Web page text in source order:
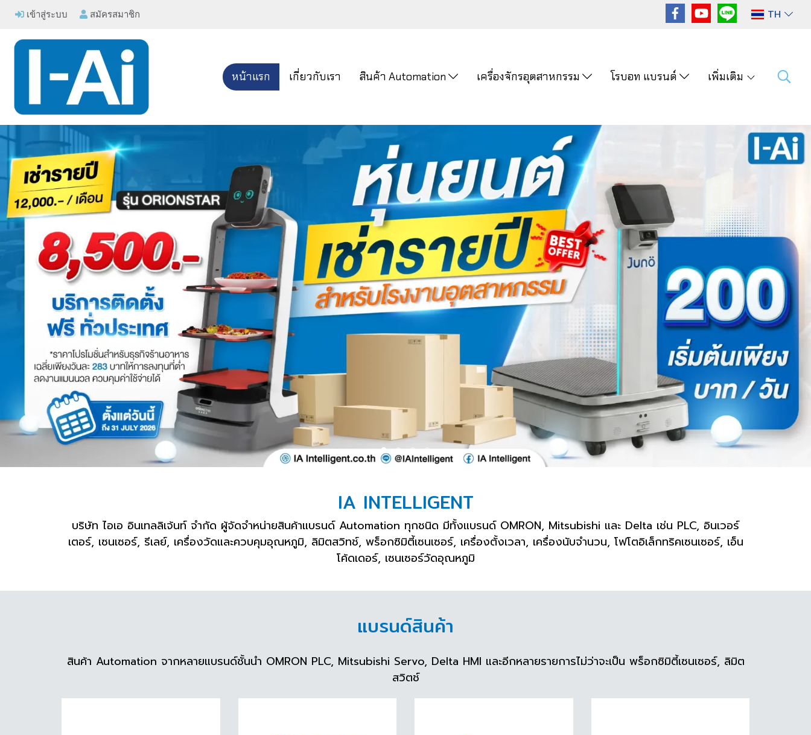
เข้าสู่ระบบ สมัครสมาชิก TH
หน้าแรก เกี่ยวกับเรา สินค้า Automation เครื่องจักรอุตสาหกรรม โรบอท แบรนด์ เพิ่มเติม
IA INTELLIGENT
บริษัท ไอเอ อินเทลลิเจ้นท์ จำกัด ผู้จัดจำหน่ายสินค้าแบรนด์ Automation ทุกชนิด มีทั้งแบรนด์ OMRON, Mitsubishi และ Delta เช่น PLC, อินเวอร์
เตอร์, เซนเซอร์, รีเลย์, เครื่องวัดและควบคุมอุณหภูมิ, ลิมิตสวิทช์, พร็อกซิมิตี้เซนเซอร์, เครื่องตั้งเวลา, เครื่องนับจำนวน, โฟโตอิเล็กทริคเซนเซอร์, เอ็น
โค้ดเดอร์, เซนเซอร์วัดอุณหภูมิ
แบรนด์สินค้า
สินค้า Automation จากหลายแบรนด์ชั้นนำ OMRON PLC, Mitsubishi Servo, Delta HMI และอีกหลายรายการไม่ว่าจะเป็น พร็อกซิมิตี้เซนเซอร์, ลิมิต
สวิตช์